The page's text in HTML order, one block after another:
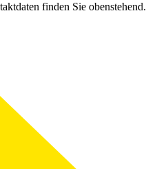
finden Sie obenstehend.